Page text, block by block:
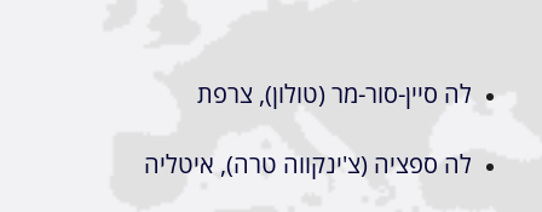
לה סיין-סור-מר (טולון), צרפת
לה ספציה (צ'ינקווה טרה), איטליה